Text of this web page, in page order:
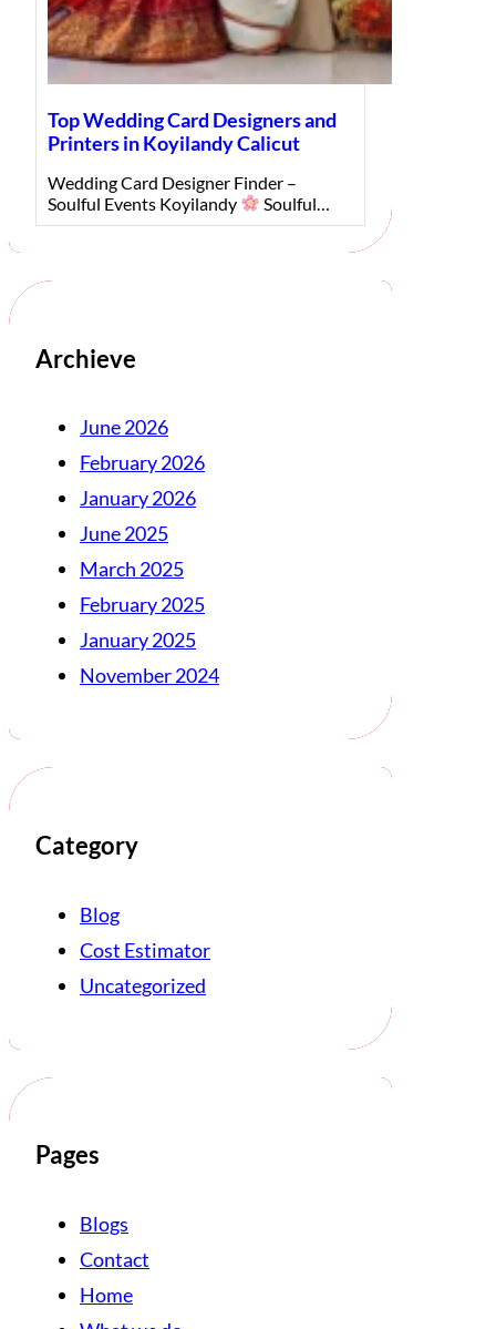
Top Wedding Card Designers and
Printers in Koyilandy Calicut
Wedding Card Designer Finder –
Soulful Events Koyilandy
Soulful…
Archieve
June 2026
February 2026
January 2026
June 2025
March 2025
February 2025
January 2025
November 2024
Category
Blog
Cost Estimator
Uncategorized
Pages
Blogs
Contact
Home